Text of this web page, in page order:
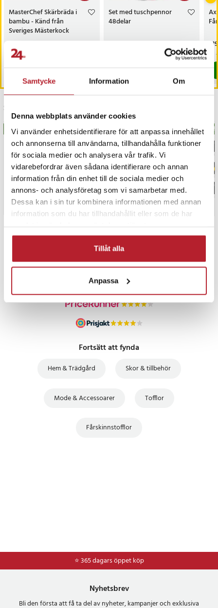
Samtycke Information Om
Denna webbplats använder cookies
Vi använder enhetsidentifierare för att anpassa innehållet
och annonserna till användarna, tillhandahålla funktioner
för sociala medier och analysera vår trafik. Vi
vidarebefordrar även sådana identifierare och annan
information från din enhet till de sociala medier och
annons- och analysföretag som vi samarbetar med.
Dessa kan i sin tur kombinera informationen med annan
information som du har tillhandahållit eller som de har
Tillåt alla
Anpassa
MasterChef Skärbräda i
bambu - Känd från
Sveriges Mästerkock
Nuvarande pris:
169 kr
169 kr
I lager, levereras inom 1-2 vardagar
Set med tuschpennor
48delar
Nuvarande pris:
:219 kr
149 kr
I lager, levereras inom 1-2 vardagar
Senast besökta
BÄSTSÄLJARE BÄSTSÄLJARE
PRISGARANTI
UTFÖRSÄLJNING
Fortsätt att fynda
Hem & Trädgård Skor & tillbehör
Mode & Accessoarer Tofflor
Fårskinnstofflor
⭐ 365 dagars öppet köp
Nyhetsbrev
Bli den första att få ta del av nyheter, kampanjer och exklusiva